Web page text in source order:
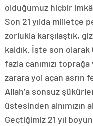
olduğumuz hiçbir
Son 21 yılda milletçe
zorlukla karşılaştık,
kaldık. İşte son
fazla canımızı
zarara yol açan asrın
Allah’a sonsuz
üstesinden alnımızın
Geçtiğimiz 21 yıl